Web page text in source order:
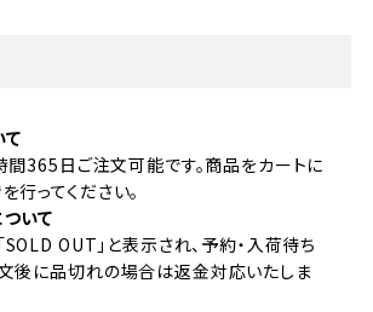
間365日ご注文可能です。商品をカートに
行ってください。
いて
OUT」と表示され、予約・入荷待ち
文後に品切れの場合は返金対応いたしま